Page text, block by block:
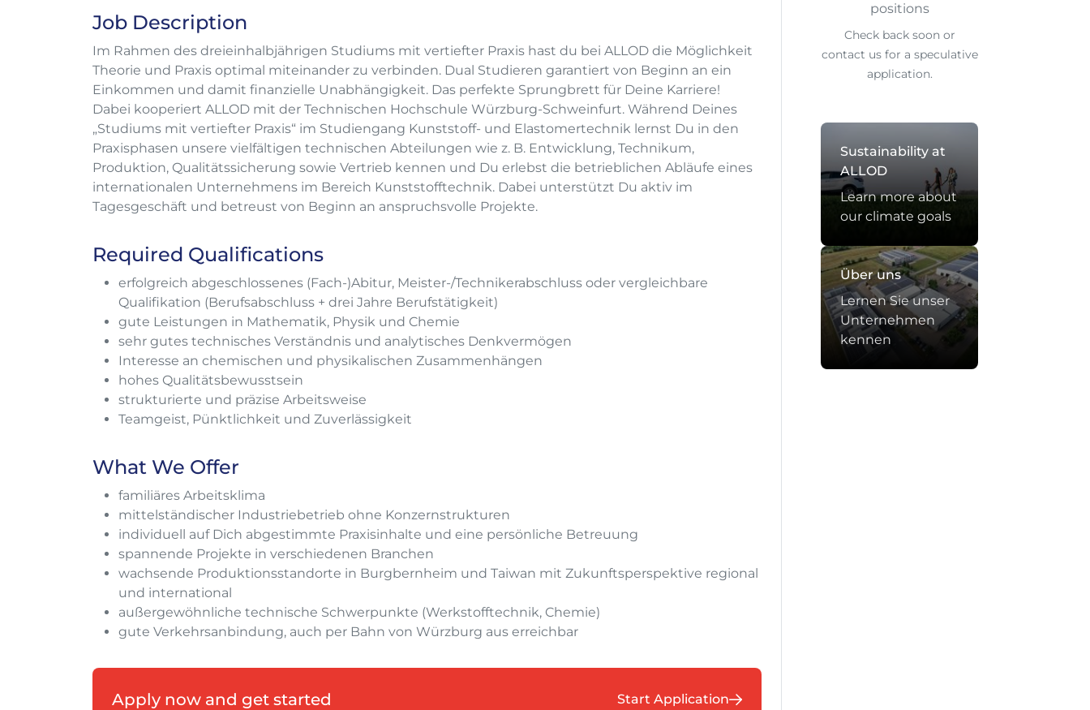
Job Description
Im Rahmen des dreieinhalbjährigen Studiums mit vertiefter Praxis hast du bei ALLOD die Möglichkeit
Theorie und Praxis optimal miteinander zu verbinden. Dual Studieren garantiert von Beginn an ein
Einkommen und damit finanzielle Unabhängigkeit. Das perfekte Sprungbrett für Deine Karriere!
Dabei kooperiert ALLOD mit der Technischen Hochschule Würzburg-Schweinfurt. Während Deines
„Studiums mit vertiefter Praxis“ im Studiengang Kunststoff- und Elastomertechnik lernst Du in den
Praxisphasen unsere vielfältigen technischen Abteilungen wie z. B. Entwicklung, Technikum,
Produktion, Qualitätssicherung sowie Vertrieb kennen und Du erlebst die betrieblichen Abläufe eines
internationalen Unternehmens im Bereich Kunststofftechnik. Dabei unterstützt Du aktiv im
Tagesgeschäft und betreust von Beginn an anspruchsvolle Projekte.
Required Qualifications
erfolgreich abgeschlossenes (Fach-)Abitur, Meister-/Technikerabschluss oder vergleichbare
Qualifikation (Berufsabschluss + drei Jahre Berufstätigkeit)
gute Leistungen in Mathematik, Physik und Chemie
sehr gutes technisches Verständnis und analytisches Denkvermögen
Interesse an chemischen und physikalischen Zusammenhängen
hohes Qualitätsbewusstsein
strukturierte und präzise Arbeitsweise
Teamgeist, Pünktlichkeit und Zuverlässigkeit
What We Offer
familiäres Arbeitsklima
mittelständischer Industriebetrieb ohne Konzernstrukturen
individuell auf Dich abgestimmte Praxisinhalte und eine persönliche Betreuung
spannende Projekte in verschiedenen Branchen
wachsende Produktionsstandorte in Burgbernheim und Taiwan mit Zukunftsperspektive regional
und international
außergewöhnliche technische Schwerpunkte (Werkstofftechnik, Chemie)
gute Verkehrsanbindung, auch per Bahn von Würzburg aus erreichbar
Apply now and get started Start Application
positions
Check back soon or
contact us for a speculative
application.
Sustainability at
ALLOD
Learn more about
our climate goals
Über uns
Lernen Sie unser
Unternehmen
kennen